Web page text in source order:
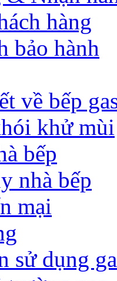
hàng
bảo hành
về bếp
khử mùi
bếp
nhà bếp
mại
sử dụng